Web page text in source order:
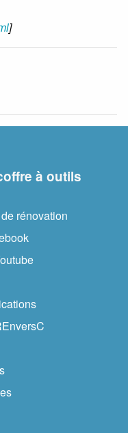
]
à outils
rénovation